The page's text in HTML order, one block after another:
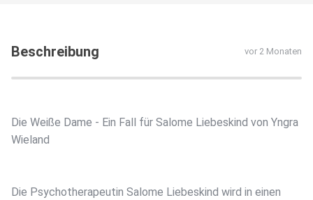
Beschreibung vor 2 Monaten
Die Weiße Dame - Ein Fall für Salome Liebeskind von Yngra
Wieland
Die Psychotherapeutin Salome Liebeskind wird in einen